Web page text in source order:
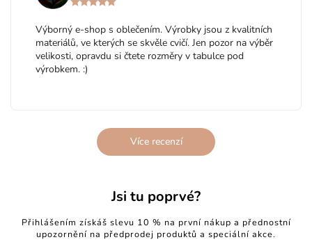
Výborný e-shop s oblečením. Výrobky jsou z kvalitních
materiálů, ve kterých se skvěle cvičí. Jen pozor na výběr
velikosti, opravdu si čtete rozměry v tabulce pod
výrobkem. :)
Více recenzí
Jsi tu poprvé?
Přihlášením získáš slevu 10 % na první nákup a přednostní
upozornění na předprodej produktů a speciální akce.